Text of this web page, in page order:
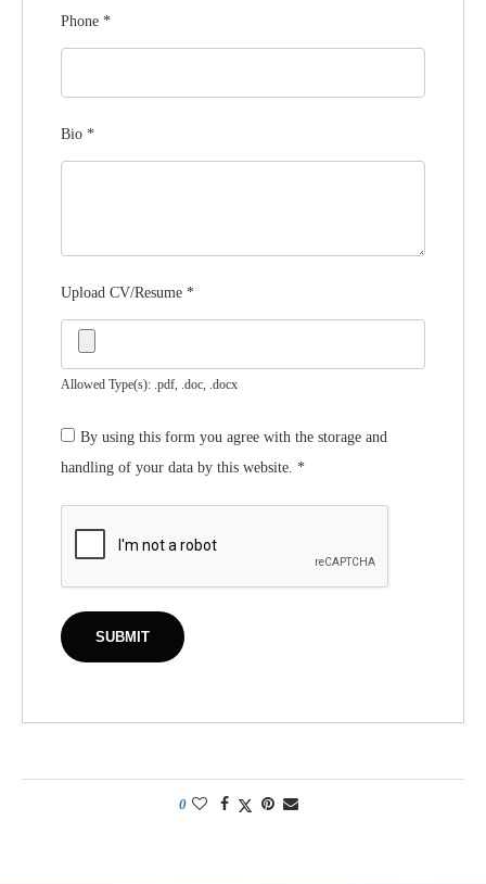
Phone *
Bio *
Upload CV/Resume *
Allowed Type(s): .pdf, .doc, .docx
By using this form you agree with the storage and
handling of your data by this website. *
0